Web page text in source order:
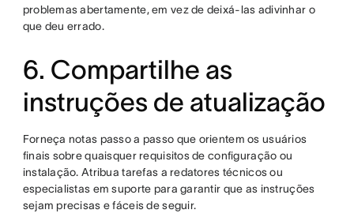
problemas abertamente, em vez de deixá-las adivinhar o
que deu errado.
6. Compartilhe as
instruções de atualização
Forneça notas passo a passo que orientem os usuários
finais sobre quaisquer requisitos de configuração ou
instalação. Atribua tarefas a redatores técnicos ou
especialistas em suporte para garantir que as instruções
sejam precisas e fáceis de seguir.